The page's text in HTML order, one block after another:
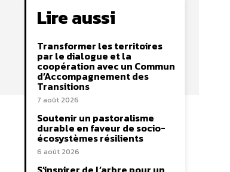
Lire aussi
Transformer les territoires
par le dialogue et la
coopération avec un Commun
d’Accompagnement des
Transitions
7 août 2026
Soutenir un pastoralisme
durable en faveur de socio-
écosystèmes résilients
6 août 2026